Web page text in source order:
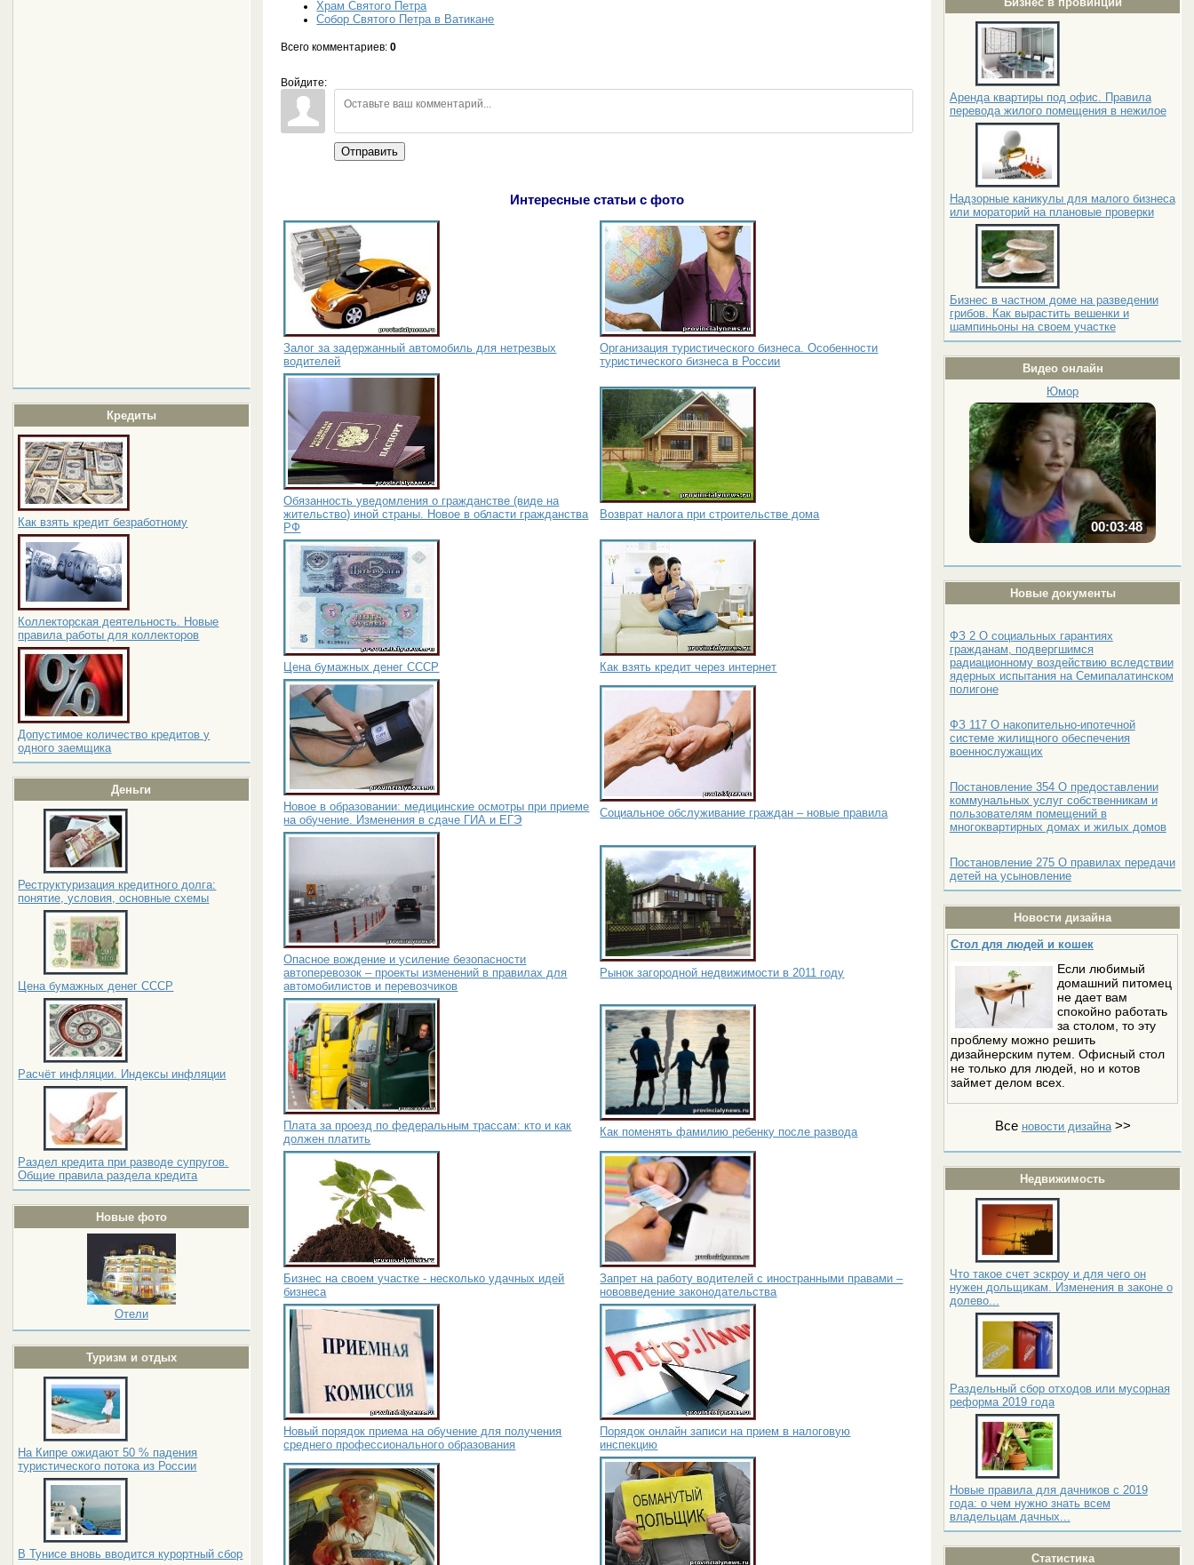
Кредиты
Как взять кредит безработному
Коллекторская деятельность. Новые
правила работы для коллекторов
Допустимое количество кредитов у
одного заемщика
Деньги
Реструктуризация кредитного долга:
понятие, условия, основные схемы
Цена бумажных денег СССР
Расчёт инфляции. Индексы инфляции
Раздел кредита при разводе супругов.
Общие правила раздела кредита
Новые фото
Отели
Туризм и отдых
На Кипре ожидают 50 % падения
туристического потока из России
В Тунисе вновь вводится курортный сбор
Аренда квартиры под офис. Правила
перевода жилого помещения в нежилое
Надзорные каникулы для малого бизнеса
или мораторий на плановые проверки
Бизнес в частном доме на разведении
грибов. Как вырастить вешенки и
шампиньоны на своем участке
Видео онлайн
Юмор
00:03:48
Новые документы
ФЗ 2 О социальных гарантиях
гражданам, подвергшимся
радиационному воздействию вследствии
ядерных испытания на Семипалатинском
полигоне
ФЗ 117 О накопительно-ипотечной
системе жилищного обеспечения
военнослужащих
Постановление 354 О предоставлении
коммунальных услуг собственникам и
пользователям помещений в
многоквартирных домах и жилых домов
Постановление 275 О правилах передачи
детей на усыновление
Новости дизайна
Стол для людей и кошек
Если любимый
домашний питомец
не дает вам
спокойно работать
за столом, то эту
проблему можно решить
дизайнерским путем. Офисный стол
не только для людей, но и котов
займет делом всех.
Все новости дизайна>>
Недвижимость
Что такое счет эскроу и для чего он
нужен дольщикам. Изменения в законе о
долево...
Раздельный сбор отходов или мусорная
реформа 2019 года
Новые правила для дачников с 2019
года: о чем нужно знать всем
владельцам дачных...
Статистика
Храм Святого Петра
Собор Святого Петра в Ватикане
Всего комментариев:0
Войдите:
Отправить
Интересные статьи с фото
Залог за задержанный автомобиль для нетрезвых
водителей
Организация туристического бизнеса. Особенности
туристического бизнеса в России
Обязанность уведомления о гражданстве (виде на
жительство) иной страны. Новое в области гражданства
РФ
Возврат налога при строительстве дома
Цена бумажных денег СССР Как взять кредит через интернет
Новое в образовании: медицинские осмотры при приеме
на обучение. Изменения в сдаче ГИА и ЕГЭ
Социальное обслуживание граждан – новые правила
Опасное вождение и усиление безопасности
автоперевозок – проекты изменений в правилах для
автомобилистов и перевозчиков
Рынок загородной недвижимости в 2011 году
Плата за проезд по федеральным трассам: кто и как
должен платить
Как поменять фамилию ребенку после развода
Бизнес на своем участке - несколько удачных идей
бизнеса
Запрет на работу водителей с иностранными правами –
нововведение законодательства
Новый порядок приема на обучение для получения
среднего профессионального образования
Порядок онлайн записи на прием в налоговую
инспекцию